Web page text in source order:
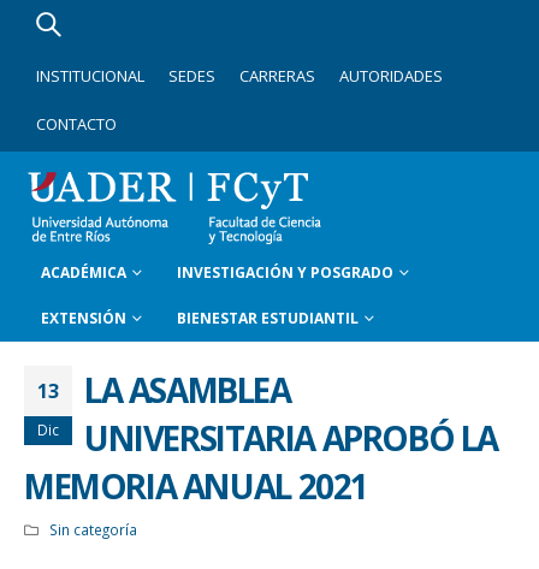
INSTITUCIONAL SEDES CARRERAS AUTORIDADES
CONTACTO
ACADÉMICA INVESTIGACIÓN Y POSGRADO
EXTENSIÓN BIENESTAR ESTUDIANTIL
13
Dic
LA ASAMBLEA
UNIVERSITARIA APROBÓ LA
MEMORIA ANUAL 2021
Sin categoría